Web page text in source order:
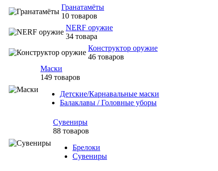
Гранатамёты
10 товаров
NERF оружие
34 товара
Конструктор оружие
46 товаров
Маски
149 товаров
Детские/Карнавальные маски
Балаклавы / Головные уборы
Сувениры
88 товаров
Брелоки
Сувениры